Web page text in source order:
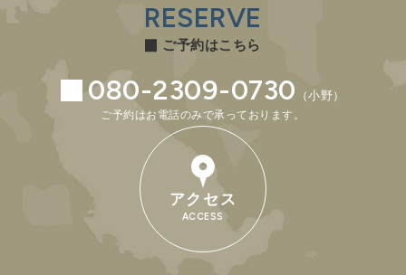
RESERVE
ご予約はこちら
080-2309-0730 （小野）
ご予約はお電話のみで承っております。
アクセス
ACCESS